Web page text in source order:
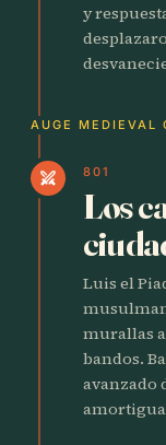
y
AUGE MEDIEVAL
swords 801
Los
Luis el
murallas
bandos.
avanzado